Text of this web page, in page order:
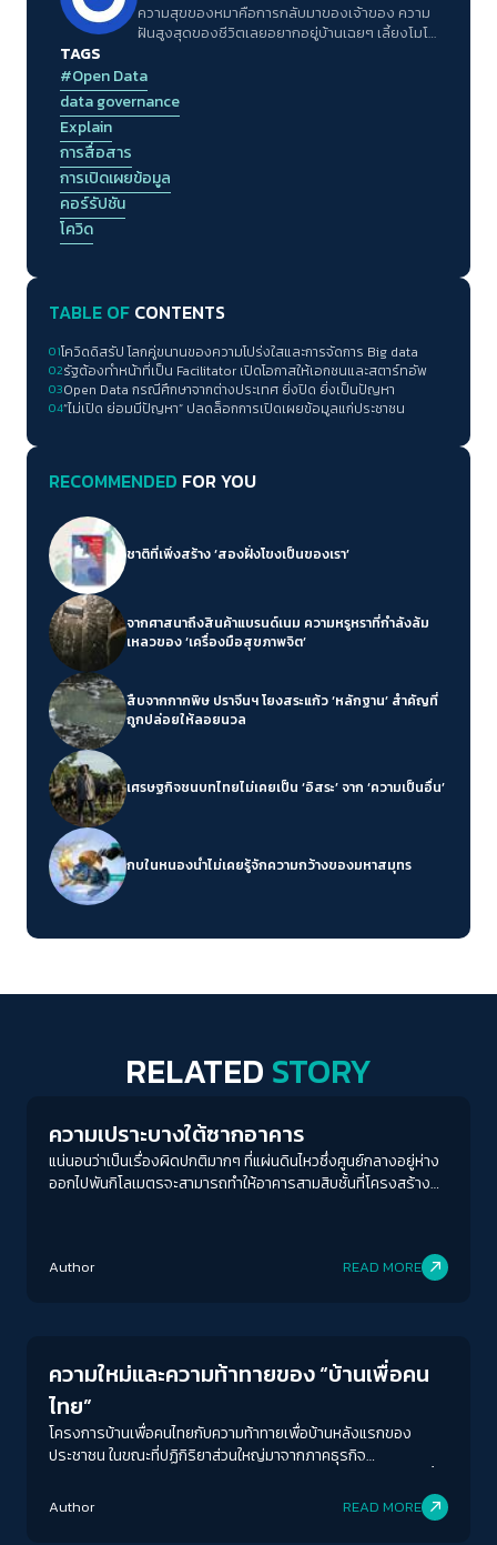
ความสุขของหมาคือการกลับมาของเจ้าของ ความ
ฝันสูงสุดของชีวิตเลยอยากอยู่บ้านเฉยๆ เลี้ยงโมโม่
TAGS
#Open Data
data governance
Explain
การสื่อสาร
การเปิดเผยข้อมูล
คอร์รัปชัน
โควิด
TABLE OF CONTENTS
01โควิดดิสรัป โลกคู่ขนานของความโปร่งใสและการจัดการ Big data
02รัฐต้องทำหน้าที่เป็น Facilitator เปิดโอกาสให้เอกชนและสตาร์ทอัพ
03Open Data กรณีศึกษาจากต่างประเทศ ยิ่งปิด ยิ่งเป็นปัญหา
04“ไม่เปิด ย่อมมีปัญหา” ปลดล็อกการเปิดเผยข้อมูลแก่ประชาชน
RECOMMENDED FOR YOU
ชาติที่เพิ่งสร้าง ‘สองฝั่งโขงเป็นของเรา’
จากศาสนาถึงสินค้าแบรนด์เนม ความหรูหราที่กำลังล้ม
เหลวของ ‘เครื่องมือสุขภาพจิต’
สืบจากกากพิษ ปราจีนฯ โยงสระแก้ว ‘หลักฐาน’ สำคัญที่
ถูกปล่อยให้ลอยนวล
เศรษฐกิจชนบทไทยไม่เคยเป็น ‘อิสระ’ จาก ‘ความเป็นอื่น’
กบในหนองน้ำไม่เคยรู้จักความกว้างของมหาสมุทร
RELATED STORY
Conflict Resolution
ความเปราะบางใต้ซากอาคาร
แน่นอนว่าเป็นเรื่องผิดปกติมากๆ ที่แผ่นดินไหวซึ่งศูนย์กลางอยู่ห่าง
ออกไปพันกิโลเมตรจะสามารถทำให้อาคารสามสิบชั้นที่โครงสร้าง
ก่อสร้างซึ่งเป็นบริษัทร่วมทุนระหว่างไชน่าเรลเวย์นัมเบอร์ 10
Author READ MORE
ความใหม่และความท้าทายของ “บ้านเพื่อคน
ไทย”
โครงการบ้านเพื่อคนไทยกับความท้าทายเพื่อบ้านหลังแรกของ
ประชาชน ในขณะที่ปฏิกิริยาส่วนใหญ่มาจากภาคธุรกิจ
เติมตลาดอสังหาริมทรัพย์ที่ยังมีบ้านคงค้างรอขายอยู่ในตลาดเป็น
จำนวนมาก รัฐบาลแพทองธารจะบรรลุผลเพื่อแก้ปัญหาที่อยู่อาศัย
Author READ MORE